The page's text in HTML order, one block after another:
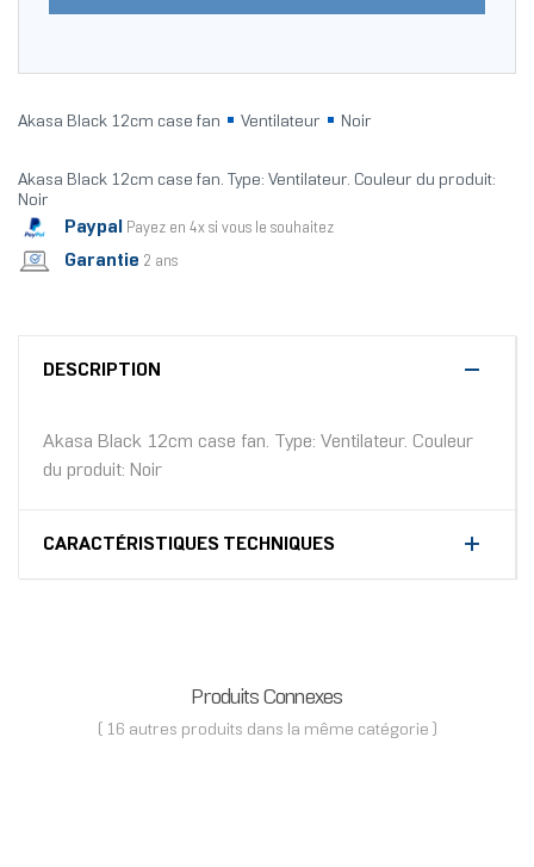
Akasa Black 12cm case fan Ventilateur Noir
Akasa Black 12cm case fan. Type: Ventilateur. Couleur du produit:
Noir
Paypal Payez en 4x si vous le souhaitez
Garantie 2 ans
DESCRIPTION
Akasa Black 12cm case fan. Type: Ventilateur. Couleur
du produit: Noir
CARACTÉRISTIQUES TECHNIQUES
Produits Connexes
( 16 autres produits dans la même catégorie )